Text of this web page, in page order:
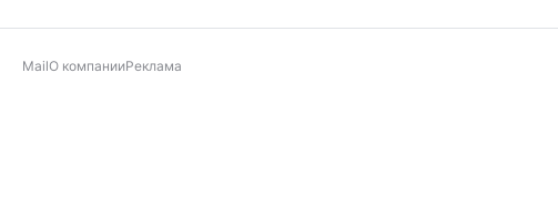
MailО компанииРеклама